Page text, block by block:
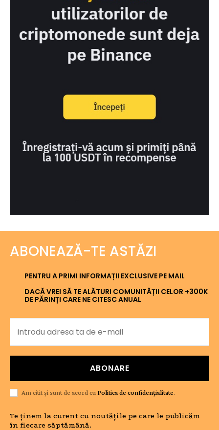
ABONEAZĂ-TE ASTĂZI
PENTRU A PRIMI INFORMAȚII EXCLUSIVE PE MAIL
DACĂ VREI SĂ TE ALĂTURI COMUNITĂȚII CELOR +300K
DE PĂRINȚI CARE NE CITESC ANUAL
ABONARE
Am citit și sunt de acord cu Politica de confidențialitate.
Te ținem la curent cu noutățile pe care le publicăm
în fiecare săptămână.